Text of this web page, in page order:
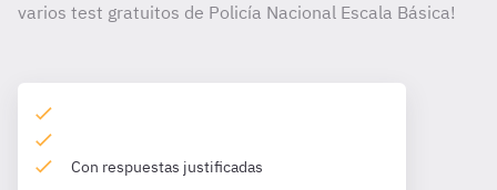
varios test gratuitos de Policía Nacional Escala Básica!
Con respuestas justificadas